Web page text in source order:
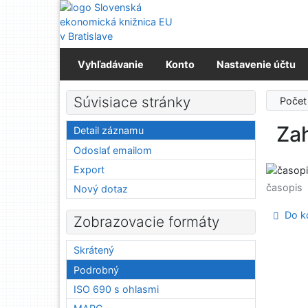
Prejsť na obsah
Prejsť na menu
Prehlásenie o webovej prístupnosti
Vyhľadávanie Konto Nastavenie účtu
časopis
Do
Súvisiace stránky
Detail záznamu
Odoslať emailom
Export
Nový dotaz
Zobrazovacie formáty
Skrátený
Podrobný
ISO 690 s ohlasmi